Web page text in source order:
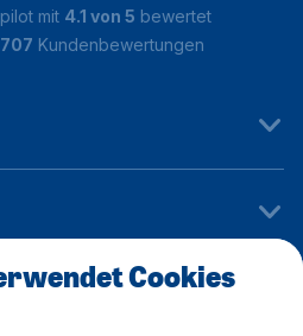
mit 4.1 von 5 bewertet
Kundenbewertungen
Cookies